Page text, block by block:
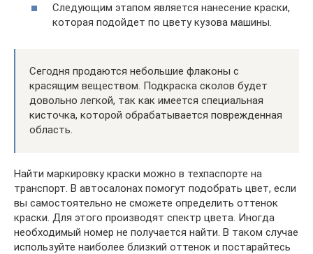
Следующим этапом является нанесение краски,
которая подойдет по цвету кузова машины.
Сегодня продаются небольшие флаконы с
красящим веществом. Подкраска сколов будет
довольно легкой, так как имеется специальная
кисточка, которой обрабатывается поврежденная
область.
Найти маркировку краски можно в техпаспорте на
транспорт. В автосалонах помогут подобрать цвет, если
вы самостоятельно не сможете определить оттенок
краски. Для этого производят спектр цвета. Иногда
необходимый номер не получается найти. В таком случае
используйте наиболее близкий оттенок и постарайтесь